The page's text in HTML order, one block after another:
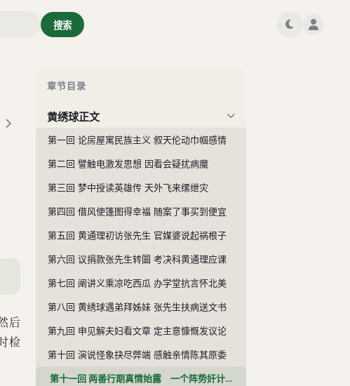
搜索
后
检
章节目录
黄绣球正文
第一回 论房屋寓民族主义 叙天伦动巾帼感情
第二回 譬触电激发思想 因看会疑扰病魔
第三回 梦中授读英雄传 天外飞来缧绁灾
第四回 借风使篷图得幸福 随案了事买到便宜
第五回 黄通理初访张先生 官媒婆说起祸根子
第六回 议捐款张先生转圜 考决科黄通理应课
第七回 阐讲义乘凉吃西瓜 办学堂抗言怀北美
第八回 黄绣球遇弟拜姊妹 张先生扶病送文书
第九回 申见解夫妇看文章 定主意慷慨发议论
第十回 演说怪象抉尽弊端 感触亲情陈其原委
第十一回 两番行期真情始露 一个阵势奸计又来